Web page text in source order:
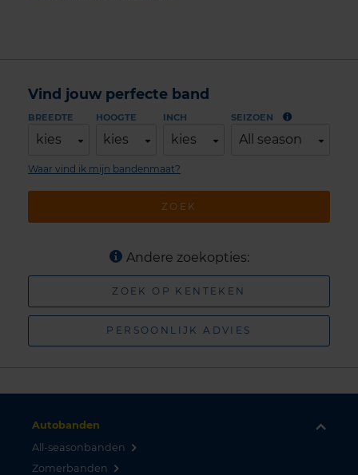
Vind jouw perfecte band
BREEDTE
kies
HOOGTE
kies
INCH
kies
SEIZOEN
All season
ZOEK
Waar vind ik mijn bandenmaat?
Andere zoekopties:
ZOEK OP KENTEKEN
PERSOONLIJK ADVIES
Autobanden
All-seasonbanden
Zomerbanden